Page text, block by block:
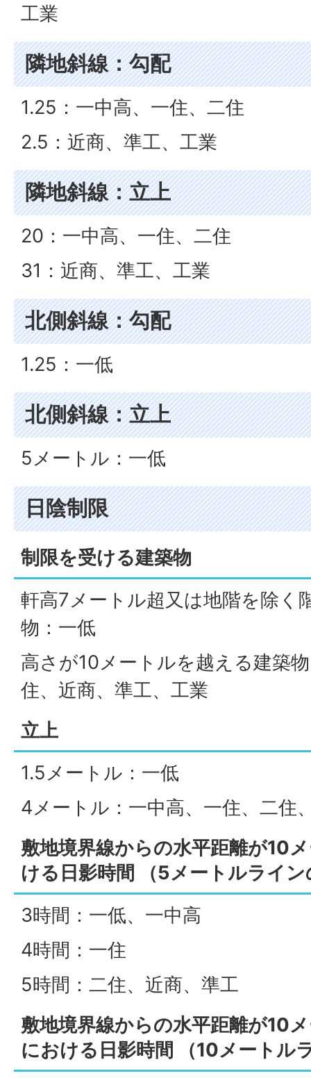
工業
隣地斜線：勾配
1.25：一中高、一住、二住
2.5：近商、準工、工業
隣地斜線：立上
20：一中高、一住、二住
31：近商、準工、工業
北側斜線：勾配
1.25：一低
北側斜線：立上
5メートル：一低
日陰制限
制限を受ける建築物
軒高7メートル超又は地階を除く
物：一低
高さが10メートルを越える建築
住、近商、準工、工業
立上
1.5メートル：一低
4メートル：一中高、一住、二住
敷地境界線からの水平距離が10
ける日影時間 （5メートルライン
3時間：一低、一中高
4時間：一住
5時間：二住、近商、準工
敷地境界線からの水平距離が10
における日影時間 （10メートル